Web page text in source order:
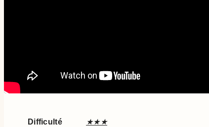
Difficulté ★★★